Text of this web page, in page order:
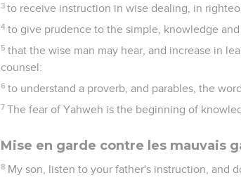
3 to receive instruction in wise dealing, in
4 to give prudence to the simple, knowledge
5 that the wise man may hear, and increase in
counsel:
6 to understand a proverb, and parables, the
7 The fear of Yahweh is the beginning of
Mise en garde contre les mauvais
8 My son, listen to your father's instruction, and